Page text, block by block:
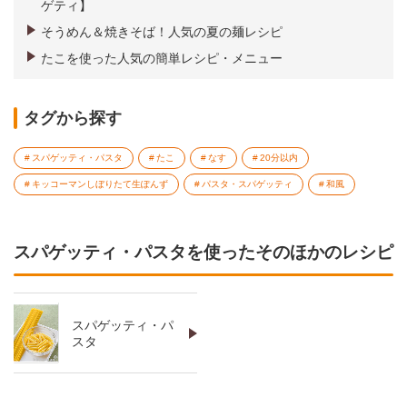
ゲティ】
そうめん＆焼きそば！人気の夏の麺レシピ
たこを使った人気の簡単レシピ・メニュー
タグから探す
スパゲッティ・パスタ たこ なす 20分以内
キッコーマンしぼりたて生ぽんず パスタ・スパゲッティ 和風
スパゲッティ・パスタを使ったそのほかのレシピ
スパゲッティ・パ
スタ